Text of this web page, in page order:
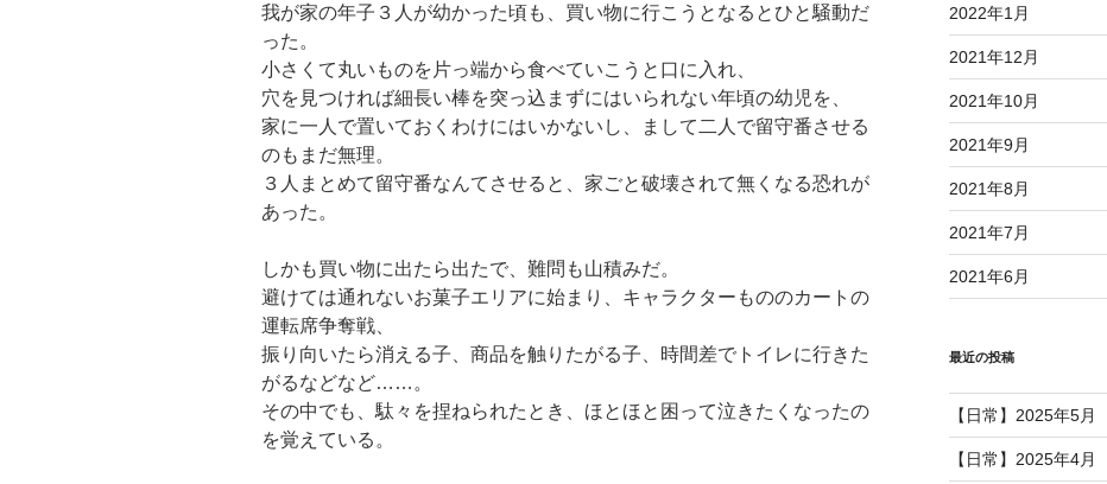
我が家の年子３人が幼かった頃も、買い物に行こうとなるとひと騒動だ
った。
小さくて丸いものを片っ端から食べていこうと口に入れ、
穴を見つければ細長い棒を突っ込まずにはいられない年頃の幼児を、
家に一人で置いておくわけにはいかないし、まして二人で留守番させる
のもまだ無理。
３人まとめて留守番なんてさせると、家ごと破壊されて無くなる恐れが
あった。
しかも買い物に出たら出たで、難問も山積みだ。
避けては通れないお菓子エリアに始まり、キャラクターもののカートの
運転席争奪戦、
振り向いたら消える子、商品を触りたがる子、時間差でトイレに行きた
がるなどなど……。
その中でも、駄々を捏ねられたとき、ほとほと困って泣きたくなったの
を覚えている。
2022年1月
2021年12月
2021年10月
2021年9月
2021年8月
2021年7月
2021年6月
最近の投稿
【日常】2025年5月
【日常】2025年4月